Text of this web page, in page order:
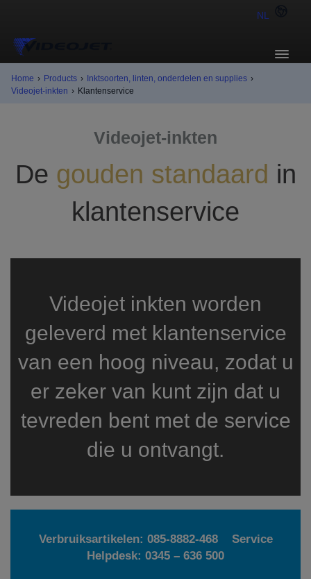
NL
Home › Products › Inktsoorten, linten, onderdelen en supplies ›
Videojet-inkten › Klantenservice
Videojet-inkten
De gouden standaard in
klantenservice
Videojet inkten worden
geleverd met klantenservice
van een hoog niveau, zodat u
er zeker van kunt zijn dat u
tevreden bent met de service
die u ontvangt.
Verbruiksartikelen: 085-8882-468Service
Helpdesk: 0345 – 636 500